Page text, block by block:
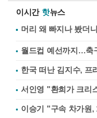
이시간 핫뉴스
월드컵 예선까지…축
한국 떠난 김지수,
서인영 "환희가 크리
이승기 "구속 차가원